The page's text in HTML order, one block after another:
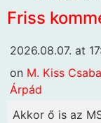
Friss
2026.08.07. at
on M. Kiss
Árpád
Akkor ő is az